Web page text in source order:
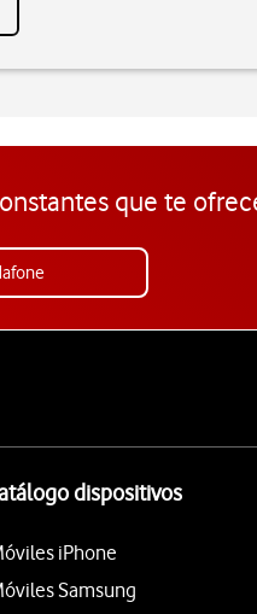
que te
dispositivos
iPhone
Samsung